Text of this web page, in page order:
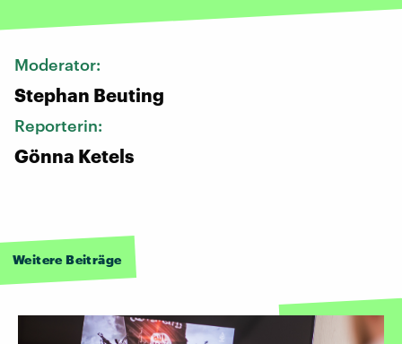
Moderator:
Stephan Beuting
Reporterin:
Gönna Ketels
Weitere Beiträge